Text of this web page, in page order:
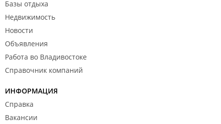
Базы отдыха
Недвижимость
Новости
Объявления
Работа во Владивостоке
Справочник компаний
ИНФОРМАЦИЯ
Справка
Вакансии